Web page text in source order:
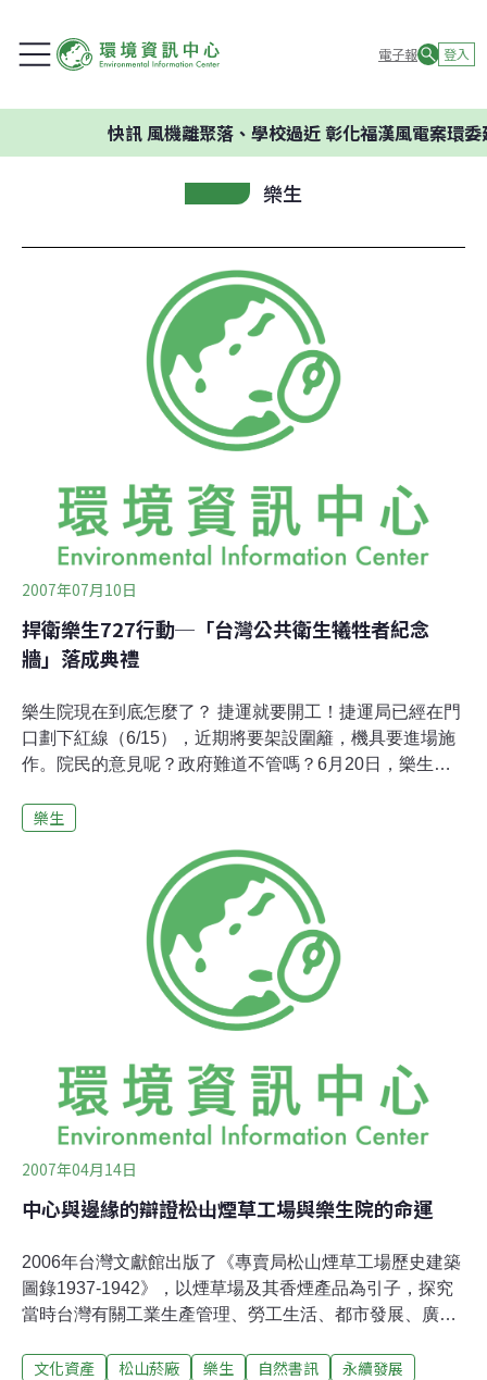
電子報 登入
快訊風機離聚落、學校過近 彰化福漢風電案環委建議
樂生
2007年07月10日
捍衛樂生727行動─「台灣公共衛生犧牲者紀念
牆」落成典禮
樂生院現在到底怎麼了？ 捷運就要開工！捷運局已經在門
口劃下紅線（6/15），近期將要架設圍籬，機具要進場施
作。院民的意見呢？政府難道不管嗎？6月20日，樂生院
主任出面宣稱「要聽取大家的意見」。五十幾個舊院區居
後，大家不停追問：「院方和捷運局會怎麼做？」總務
說：「我沒有被授權回答，我只負責把你們的意見表達上
去」。隔幾天，捷運工程人員又再度在門口畫下黑線，擴
大限制區範圍。工程會將責任推給捷運局，文建會毫無音
訊。那現在怎麼辦？--七二七行動 政府靠不住，樂生社區
將在7月27日展開自救。樂生是一個社區，樂生院阿公阿
嬤是當地的居民，我們這些外來的朋友是社區的協力者、
堂工作小組將在樂生搭設「台灣公共衛生犧牲者紀念
牆」，表達不放棄土地的決心，這是捍衛樂
樂生
2007年04月14日
中心與邊緣的辯證――松山煙草工場與樂生院的命運
2006年台灣文獻館出版了《專賣局松山煙草工場歷史建築
圖錄1937-1942》，以煙草場及其香煙產品為引子，探究
當時台灣有關工業生產管理、勞工生活、都市發展、廣告
細膩的施工圖，伴隨著更多社會文化變遷的探索，所呈現
文化資產 松山菸廠 樂生 自然書訊 永續發展